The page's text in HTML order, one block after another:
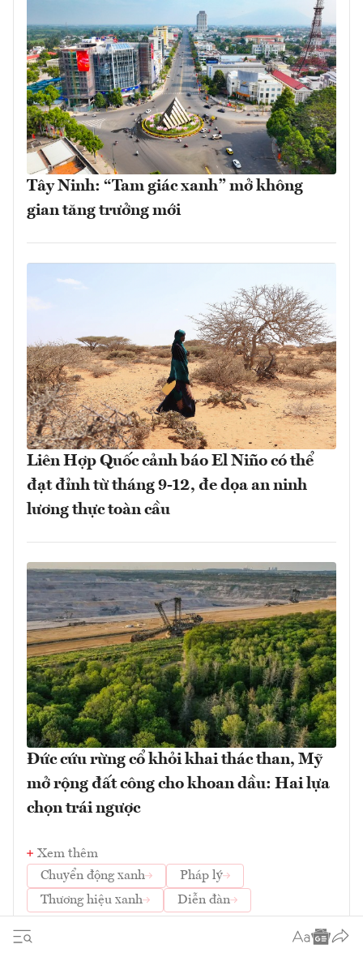
Tây Ninh: “Tam giác xanh” mở không
gian tăng trưởng mới
Liên Hợp Quốc cảnh báo El Niño có thể
đạt đỉnh từ tháng 9-12, đe dọa an ninh
lương thực toàn cầu
Đức cứu rừng cổ khỏi khai thác than, Mỹ
mở rộng đất công cho khoan dầu: Hai lựa
chọn trái ngược
Xem thêm
Chuyển động xanh
Pháp lý
Thương hiệu xanh
Diễn đàn